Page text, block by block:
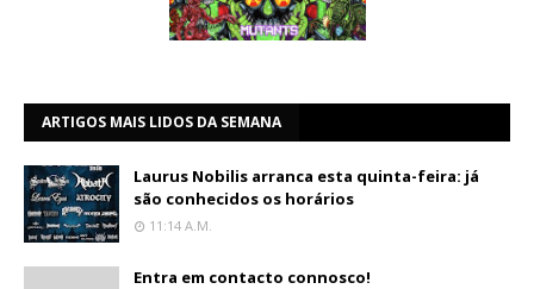
ARTIGOS MAIS LIDOS DA SEMANA
Laurus Nobilis arranca esta quinta-feira: já
são conhecidos os horários
11:14 A.m.
Entra em contacto connosco!